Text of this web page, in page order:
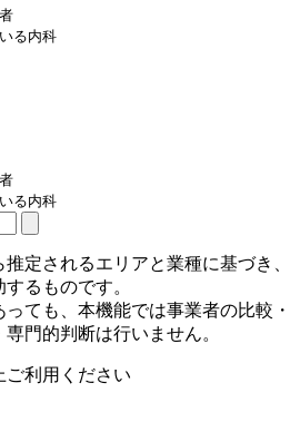
る内科
る内科
定されるエリアと業種に基づき、
るものです。
ても、本機能では事業者の比較・
門的判断は行いません。
ご利用ください